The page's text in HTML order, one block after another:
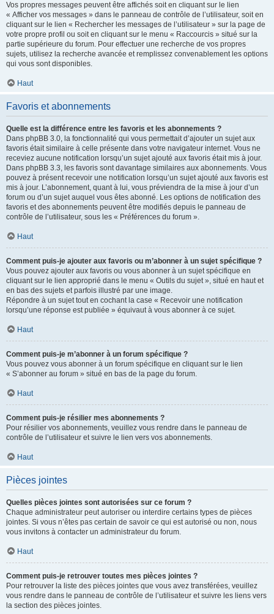
Vos propres messages peuvent être affichés soit en cliquant sur le lien
« Afficher vos messages » dans le panneau de contrôle de l’utilisateur, soit en
cliquant sur le lien « Rechercher les messages de l’utilisateur » sur la page de
votre propre profil ou soit en cliquant sur le menu « Raccourcis » situé sur la
partie supérieure du forum. Pour effectuer une recherche de vos propres
sujets, utilisez la recherche avancée et remplissez convenablement les options
qui vous sont disponibles.
Haut
Favoris et abonnements
Quelle est la différence entre les favoris et les abonnements ?
Dans phpBB 3.0, la fonctionnalité qui vous permettait d’ajouter un sujet aux
favoris était similaire à celle présente dans votre navigateur internet. Vous ne
receviez aucune notification lorsqu’un sujet ajouté aux favoris était mis à jour.
Dans phpBB 3.3, les favoris sont davantage similaires aux abonnements. Vous
pouvez à présent recevoir une notification lorsqu’un sujet ajouté aux favoris est
mis à jour. L’abonnement, quant à lui, vous préviendra de la mise à jour d’un
forum ou d’un sujet auquel vous êtes abonné. Les options de notification des
favoris et des abonnements peuvent être modifiés depuis le panneau de
contrôle de l’utilisateur, sous les « Préférences du forum ».
Haut
Comment puis-je ajouter aux favoris ou m’abonner à un sujet spécifique ?
Vous pouvez ajouter aux favoris ou vous abonner à un sujet spécifique en
cliquant sur le lien approprié dans le menu « Outils du sujet », situé en haut et
en bas des sujets et parfois illustré par une image.
Répondre à un sujet tout en cochant la case « Recevoir une notification
lorsqu’une réponse est publiée » équivaut à vous abonner à ce sujet.
Haut
Comment puis-je m’abonner à un forum spécifique ?
Vous pouvez vous abonner à un forum spécifique en cliquant sur le lien
« S’abonner au forum » situé en bas de la page du forum.
Haut
Comment puis-je résilier mes abonnements ?
Pour résilier vos abonnements, veuillez vous rendre dans le panneau de
contrôle de l’utilisateur et suivre le lien vers vos abonnements.
Haut
Pièces jointes
Quelles pièces jointes sont autorisées sur ce forum ?
Chaque administrateur peut autoriser ou interdire certains types de pièces
jointes. Si vous n’êtes pas certain de savoir ce qui est autorisé ou non, nous
vous invitons à contacter un administrateur du forum.
Haut
Comment puis-je retrouver toutes mes pièces jointes ?
Pour retrouver la liste des pièces jointes que vous avez transférées, veuillez
vous rendre dans le panneau de contrôle de l’utilisateur et suivre les liens vers
la section des pièces jointes.